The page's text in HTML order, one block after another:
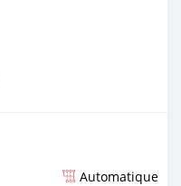
Automatique